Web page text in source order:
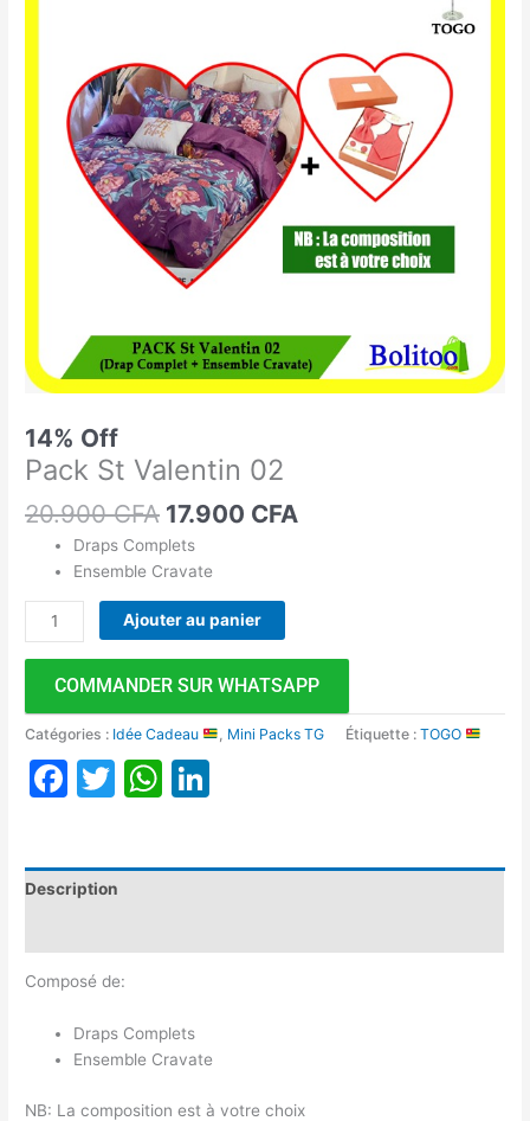
14% Off
Pack St Valentin 02
20.900CFA 17.900 CFA
17.900 CFA.
Draps Complets
Ensemble Cravate
Ajouter au panier
COMMANDER SUR WHATSAPP
Catégories : Idée Cadeau Mini Packs TG Étiquette :TOGO
Facebook
TwitterWhatsApp
Description
Composé de:
Draps Complets
Ensemble Cravate
NB: La composition est à votre choix